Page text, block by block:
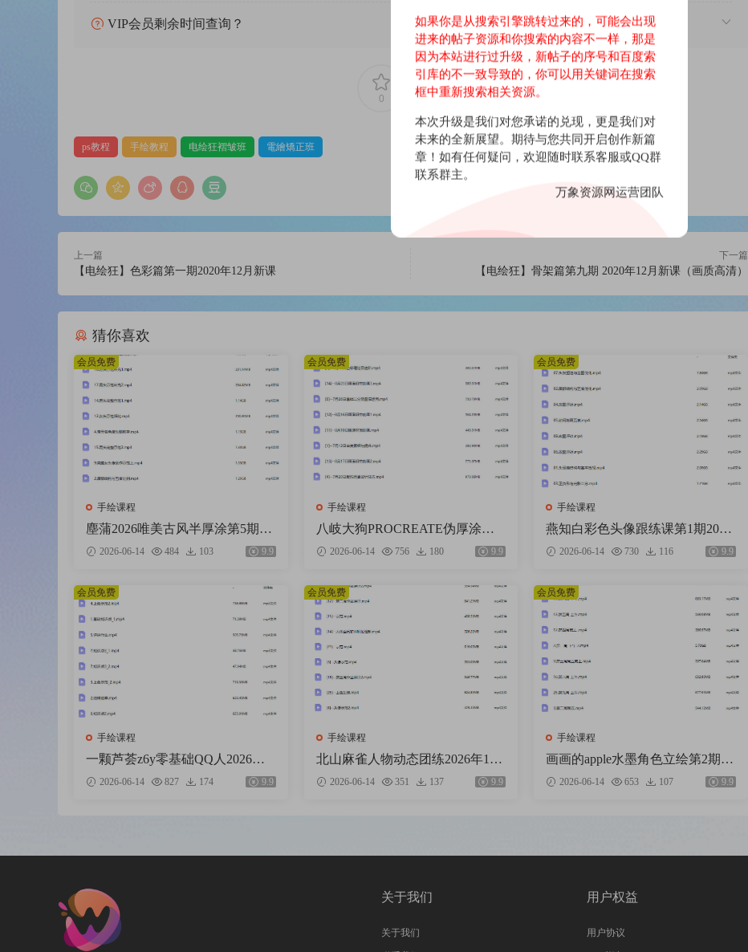
VIP会员剩余时间查询？
0 0
ps教程 手绘教程 电绘狂褶皱班 電繪矯正班
上一篇
【电绘狂】色彩篇第一期2020年12月新课
下一篇
【电绘狂】骨架篇第九期 2020年12月新课（画质高清）
猜你喜欢
手绘课程
塵蒲2026唯美古风半厚涂第5期基
础课【画质不错有课件笔刷】
2026-06-14 484 103 9.9
会员免费
手绘课程
八岐大狗PROCREATE伪厚涂风
格进阶暑假特训营2025【画质不
错只有视频】
2026-06-14 756 180 9.9
会员免费
手绘课程
燕知白彩色头像跟练课第1期2026
【画质高清有课件】
2026-06-14 730 116 9.9
会员免费
手绘课程
一颗芦荟z6y零基础QQ人2026
【画质高清有课件笔刷】
2026-06-14 827 174 9.9
会员免费
手绘课程
北山麻雀人物动态团练2026年1月
结课【画质高清只有视频】
2026-06-14 351 137 9.9
会员免费
手绘课程
画画的apple水墨角色立绘第2期
【画质还可以只有视频】
2026-06-14 653 107 9.9
会员免费
关于我们
关于我们
用户权益
用户协议
如果你是从搜索引擎跳转过来的，可能会出现
进来的帖子资源和你搜索的内容不一样，那是
因为本站进行过升级，新帖子的序号和百度索
引库的不一致导致的，你可以用关键词在搜索
框中重新搜索相关资源。
本次升级是我们对您承诺的兑现，更是我们对
未来的全新展望。期待与您共同开启创作新篇
章！如有任何疑问，欢迎随时联系客服或QQ群
联系群主。
万象资源网运营团队